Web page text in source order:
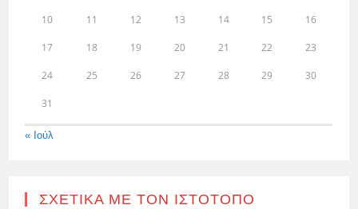
10 11 12 13 14 15 16
17 18 19 20 21 22 23
24 25 26 27 28 29 30
31
« Ιούλ
ΣΧΕΤΙΚΆ ΜΕ ΤΟΝ ΙΣΤΌΤΟΠΟ